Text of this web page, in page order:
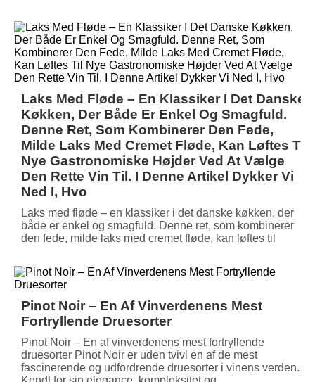
Laks Med Fløde – En Klassiker I Det Danske
Køkken, Der Både Er Enkel Og Smagfuld.
Denne Ret, Som Kombinerer Den Fede,
Milde Laks Med Cremet Fløde, Kan Løftes Til
Nye Gastronomiske Højder Ved At Vælge
Den Rette Vin Til. I Denne Artikel Dykker Vi
Ned I, Hvo
Laks med fløde – en klassiker i det danske køkken, der
både er enkel og smagfuld. Denne ret, som kombinerer
den fede, milde laks med cremet fløde, kan løftes til
Pinot Noir – En Af Vinverdenens Mest
Fortryllende Druesorter
Pinot Noir – En af vinverdenens mest fortryllende
druesorter Pinot Noir er uden tvivl en af de mest
fascinerende og udfordrende druesorter i vinens verden.